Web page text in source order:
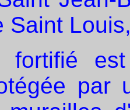
Saint
fortifié
par